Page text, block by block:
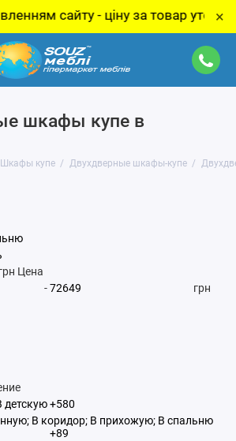
за товар уточнюйте у менеджера!
×
шкафы купе в
Шкафы купе Двухдверные шкафы-купе
Цена
-
грн
детскую +580
В коридор; В прихожую; В спальню
+89